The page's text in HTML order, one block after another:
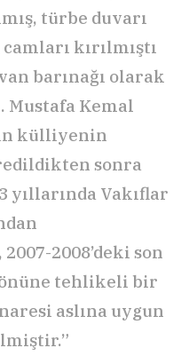
türbe duvarı
kırılmıştı
barınağı olarak
Mustafa Kemal
külliyenin
sonra
yıllarında Vakıflar
2008’deki son
tehlikeli bir
aslına uygun